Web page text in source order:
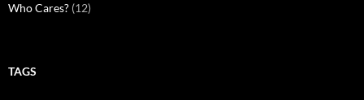
Who Cares? (12)
TAGS